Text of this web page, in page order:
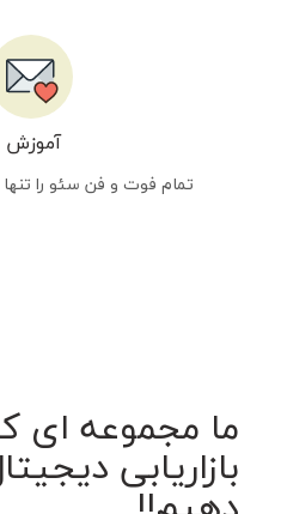
تمام فوت و فن سئو را
ما مجموعه ای
بازاریابی